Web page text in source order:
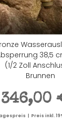
38,5
(1/2 Zoll
Brunnen
346,00
| Preis inkl.